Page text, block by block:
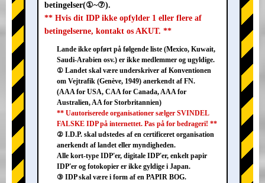
betingelser(①~⑦).
** Hvis dit IDP ikke opfylder 1 eller flere af
betingelserne, kontakt os AKUT. **
Lande ikke opført på følgende liste (Mexico, Kuwait,
Saudi-Arabien osv.) er ikke medlemmer og ugyldige.
① Landet skal være underskriver af Konventionen
om Vejtrafik (Genève, 1949) anerkendt af FN.
(AAA for USA, CAA for Canada, AAA for
Australien, AA for Storbritannien)
** Uautoriserede organisationer sælger SVINDEL
FALSKE IDP på internettet. Pas på for bedrageri! **
② I.D.P. skal udstedes af en certificeret organisation
anerkendt af landet eller myndigheden.
Alle kort-type IDP'er, digitale IDP'er, enkelt papir
IDP'er og fotokopier er ikke gyldige i Japan.
③ IDP skal være i form af en PAPIR BOG.